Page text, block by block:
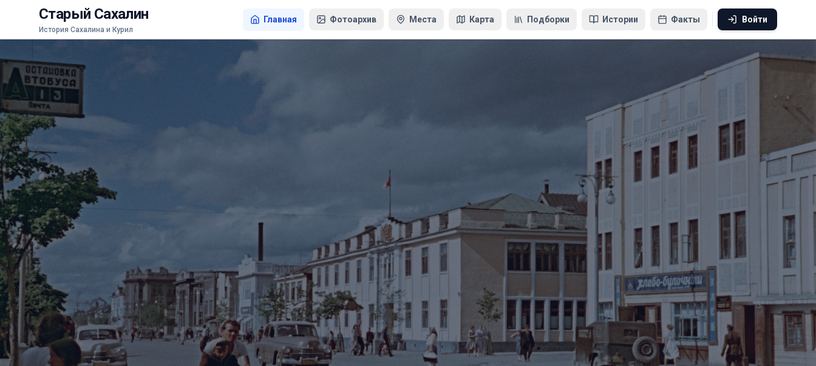
Старый Сахалин
История Сахалина и Курил
Главная Фотоархив Места Карта Подборки Истории Факты Войти